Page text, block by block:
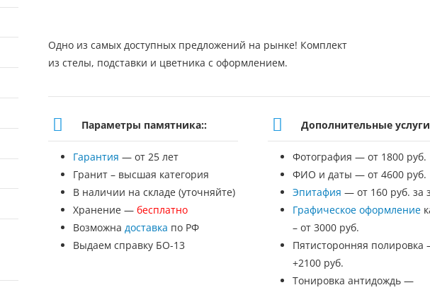
Одно из самых доступных предложений на рынке! Комплект
из стелы, подставки и цветника с оформлением.
Параметры памятника::
Гарантия — от 25 лет
Гранит – высшая категория
В наличии на складе (уточняйте)
Хранение — бесплатно
Возможна доставка по РФ
Выдаем справку БО-13
Дополнительные
Фотография — от 1800 руб.
ФИО и даты — от 4600 руб.
Эпитафия — от 160 руб. за
Графическое оформление
– от 3000 руб.
Пятисторонняя полировка
+2100 руб.
Тонировка антидождь —